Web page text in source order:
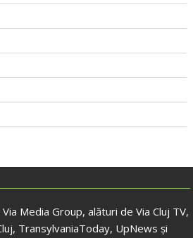
Media Group, alături de Via Cluj TV,
TransylvaniaToday, UpNews și